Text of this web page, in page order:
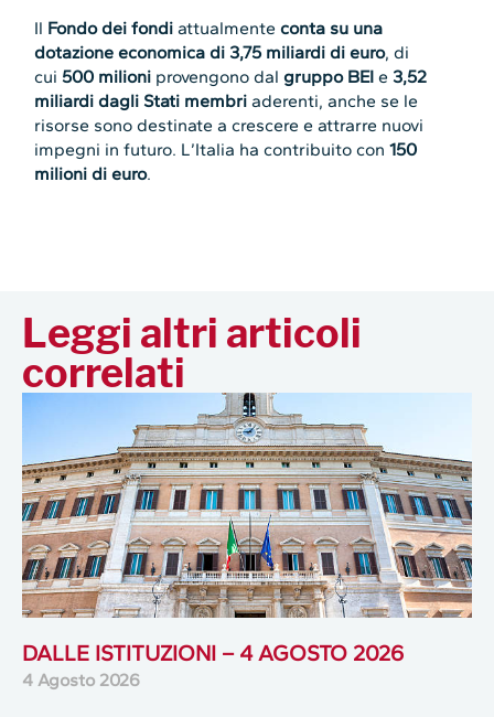
Il Fondo dei fondi attualmenteconta su una
dotazione economica di 3,75 miliardi di euro, di
cui 500 milioni provengono dalgruppo BEI e 3,52
miliardi dagli Stati membri aderenti, anche se le
risorse sono destinate a crescere e attrarre nuovi
impegni in futuro. L’Italia ha contribuito con150
milioni di euro.
Leggi altri articoli
correlati
DALLE ISTITUZIONI – 4 AGOSTO 2026
4 Agosto 2026